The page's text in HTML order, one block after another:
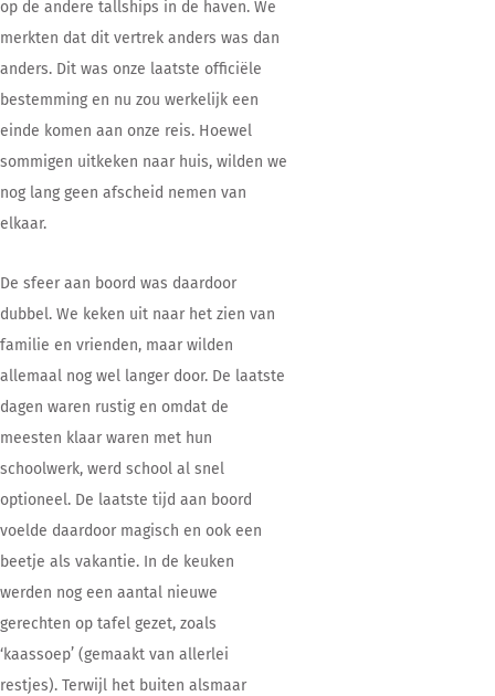
op de andere tallships in de haven. We
merkten dat dit vertrek anders was dan
anders. Dit was onze laatste officiële
bestemming en nu zou werkelijk een
einde komen aan onze reis. Hoewel
sommigen uitkeken naar huis, wilden we
nog lang geen afscheid nemen van
elkaar.
De sfeer aan boord was daardoor
dubbel. We keken uit naar het zien van
familie en vrienden, maar wilden
allemaal nog wel langer door. De laatste
dagen waren rustig en omdat de
meesten klaar waren met hun
schoolwerk, werd school al snel
optioneel. De laatste tijd aan boord
voelde daardoor magisch en ook een
beetje als vakantie. In de keuken
werden nog een aantal nieuwe
gerechten op tafel gezet, zoals
‘kaassoep’ (gemaakt van allerlei
restjes). Terwijl het buiten alsmaar